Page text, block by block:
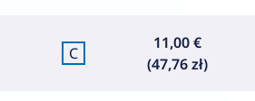
C
11,00 €
(47,76 zł)